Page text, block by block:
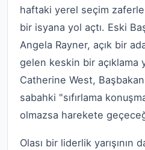
haftaki yerel seçim
bir isyana yol açtı. Eski
Angela Rayner, açık bir
gelen keskin bir açıklama
Catherine West,
sabahki "sıfırlama
olmazsa harekete
Olası bir liderlik yarışının